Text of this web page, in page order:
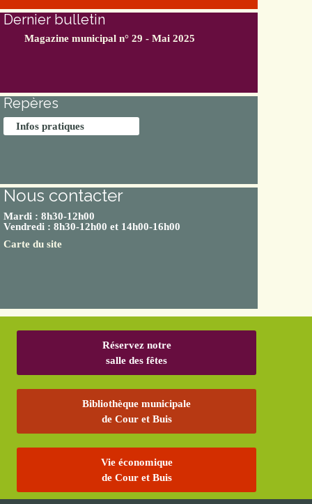
Dernier bulletin
Magazine municipal n° 29 - Mai 2025
Repères
Infos pratiques
Nous contacter
Mardi : 8h30-12h00
Vendredi : 8h30-12h00 et 14h00-16h00
Carte du site
Réservez notre
salle des fêtes
Bibliothèque municipale
de Cour et Buis
Vie économique
de Cour et Buis